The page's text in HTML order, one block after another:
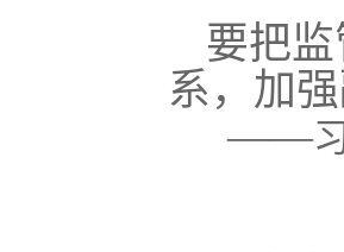
要把
系，加
——